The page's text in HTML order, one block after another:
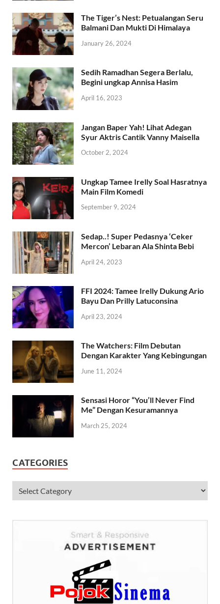
The Tiger’s Nest: Petualangan Seru
Balmani Dan Mukti Di Himalaya
January 26, 2024
Sedih Ramadhan Segera Berlalu,
Begini ungkap Annisa Hasim
April 16, 2023
Jangan Baper Yah! Lihat Adegan
Syur Aktris Cantik Vanny Maisella
October 2, 2024
Ungkap Tamee Irelly Soal Hasratnya
Main Film Komedi
September 9, 2024
Sedap..! Super Pedasnya ‘Ceker
Mercon’ Lebaran Ala Shinta Bebi
April 24, 2023
FFI 2024: Tamee Irelly Dukung Ario
Bayu Dan Prilly Latuconsina
April 23, 2024
The Watchers: Film Debutan
Dengan Karakter Yang Kebingungan
June 11, 2024
Sensasi Horor “You’ll Never Find
Me” Dengan Kesuramannya
March 25, 2024
CATEGORIES